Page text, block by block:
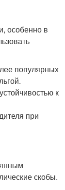
особенно в
популярных
к
при
скобы.